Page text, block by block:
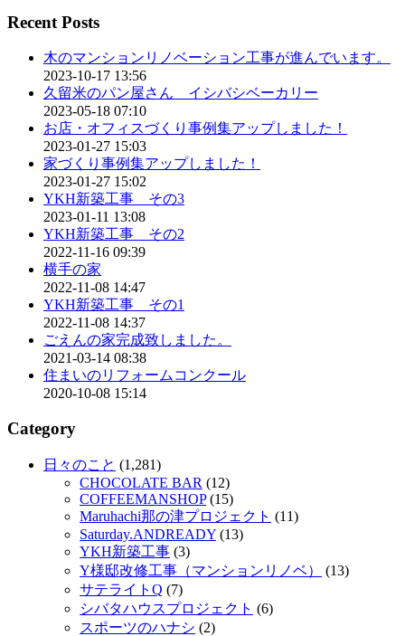
Recent Posts
木のマンションリノベーション工事が進んでいます。
2023-10-17 13:56
久留米のパン屋さん イシバシベーカリー
2023-05-18 07:10
お店・オフィスづくり事例集アップしました！
2023-01-27 15:03
家づくり事例集アップしました！
2023-01-27 15:02
YKH新築工事 その3
2023-01-11 13:08
YKH新築工事 その2
2022-11-16 09:39
横手の家
2022-11-08 14:47
YKH新築工事 その1
2022-11-08 14:37
ごえんの家完成致しました。
2021-03-14 08:38
住まいのリフォームコンクール
2020-10-08 15:14
Category
日々のこと (1,281)
CHOCOLATE BAR (12)
COFFEEMANSHOP(15)
Maruhachi那の津プロジェクト (11)
Saturday.ANDREADY (13)
YKH新築工事 (3)
Y様邸改修工事（マンションリノベ）
(13)
サテライトQ (7)
シバタハウスプロジェクト (6)
スポーツのハナシ (2)